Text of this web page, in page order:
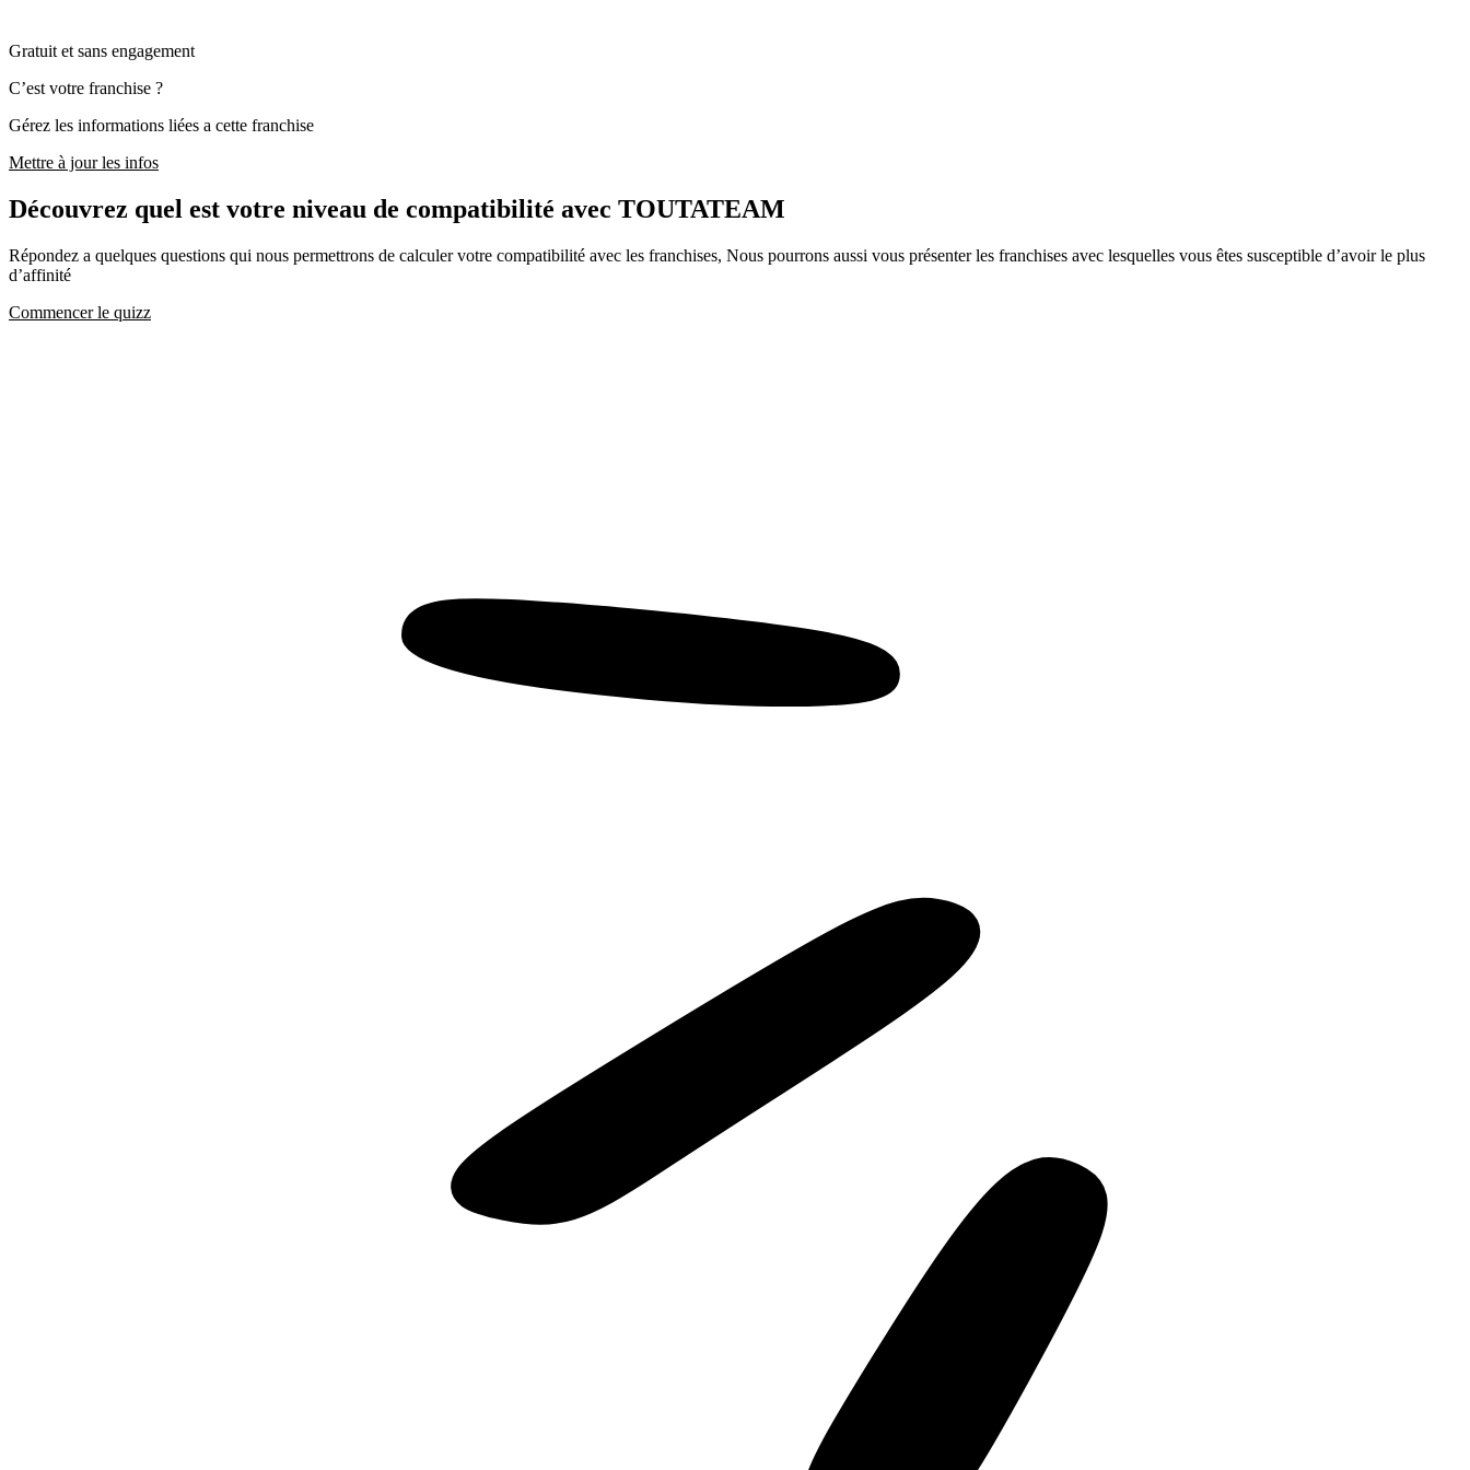
Gratuit et sans engagement
C’est votre franchise ?
Gérez les informations liées a cette franchise
Mettre à jour les infos
Découvrez quel est votre niveau de compatibilité avec TOUTATEAM
Répondez a quelques questions qui nous permettrons de calculer votre compatibilité avec les franchises, Nous pourrons aussi vous présenter les franchises avec lesquelles vous êtes susceptible d’avoir le plus
d’affinité
Commencer le quizz